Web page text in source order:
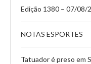
Edição 1380 – 07/08/
NOTAS ESPORTES
Tatuador é preso em